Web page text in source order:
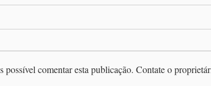
possível comentar esta publicação. Contate o